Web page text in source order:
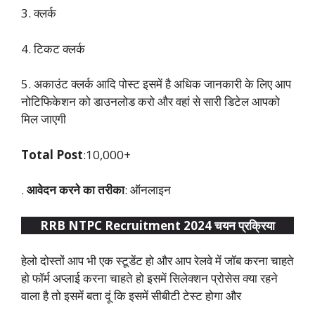
3. क्लर्क
4. टिकट क्लर्क
5. अकाउंट क्लर्क आदि पोस्ट इसमें है अधिक जानकारी के लिए आप
नोटिफिकेशन को डाउनलोड करो और वहां से सारी डिटेल आपको
मिल जाएगी
Total Post:10,000+
. आवेदन करने का तरीका: ऑनलाइन
RRB NTPC Recruitment 2024 चयन प्रक्रिया
हेलो दोस्तों आप भी एक स्टूडेंट हो और आप रेलवे में जॉब करना चाहते
हो फॉर्म अप्लाई करना चाहते हो इसमें सिलेक्शन प्रोसेस क्या रहने
वाला है तो इसमें बता दूं कि इसमें सीबीटी टेस्ट होगा और